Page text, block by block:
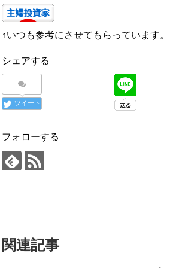
↑いつも参考にさせてもらっています。
シェアする
ツイート
フォローする
関連記事